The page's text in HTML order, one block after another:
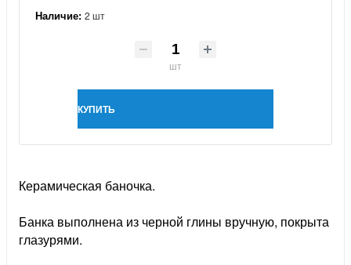
Наличие: 2 шт
шт
КУПИТЬ
Керамическая баночка.
Банка выполнена из черной глины вручную, покрыта
глазурями.